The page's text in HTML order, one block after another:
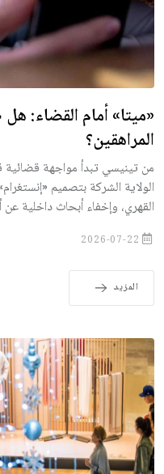
«ميتا» أمام القضاء:
المراهقين؟
من تينيسي تبدأ مواجهة قضائية
الولاية الشركة بتصميم
القهري، وإخفاء أبحاث داخلية عن
2026-07-22
المزيد